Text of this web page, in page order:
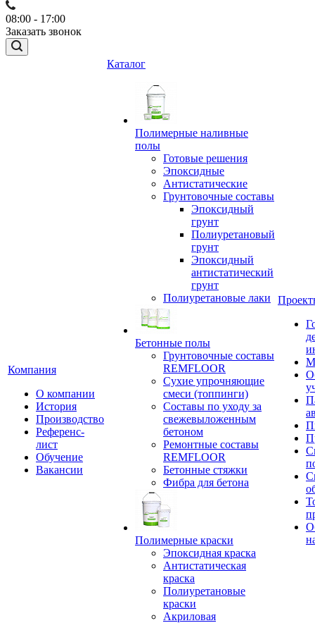
08:00 - 17:00
Заказать звонок
Компания
О компании
История
Производство
Референс-
лист
Обучение
Вакансии
Каталог
Полимерные наливные
полы
Готовые решения
Эпоксидные
Антистатические
Грунтовочные составы
Эпоксидный
грунт
Полиуретановый
грунт
Эпоксидный
антистатический
грунт
Полиуретановые лаки
Бетонные полы
Грунтовочные составы
REMFLOOR
Сухие упрочняющие
смеси (топпинги)
Составы по уходу за
свежевыложенным
бетоном
Ремонтные составы
REMFLOOR
Бетонные стяжки
Фибра для бетона
Полимерные краски
Эпоксидная краска
Антистатическая
краска
Полиуретановые
краски
Акриловая